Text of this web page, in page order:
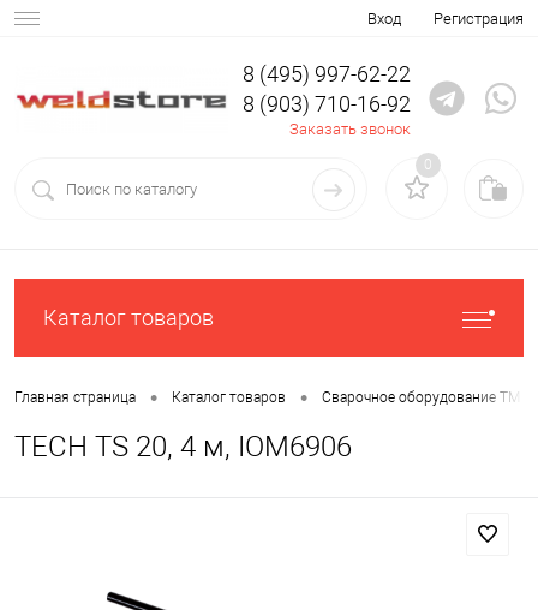
Вход Регистрация
8 (495) 997-62-22
8 (903) 710-16-92
Заказать звонок
0
Каталог товаров
Главная страница • Каталог товаров • Сварочное оборудование ТМ
TECH TS 20, 4 м, IOM6906